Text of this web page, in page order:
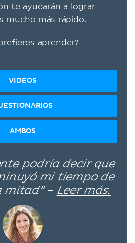
te ayudarán a lograr
mucho más rápido.
aprender?
VIDEOS
AMBOS
podría decir que
mi tiempo de
mitad” – Leer más.